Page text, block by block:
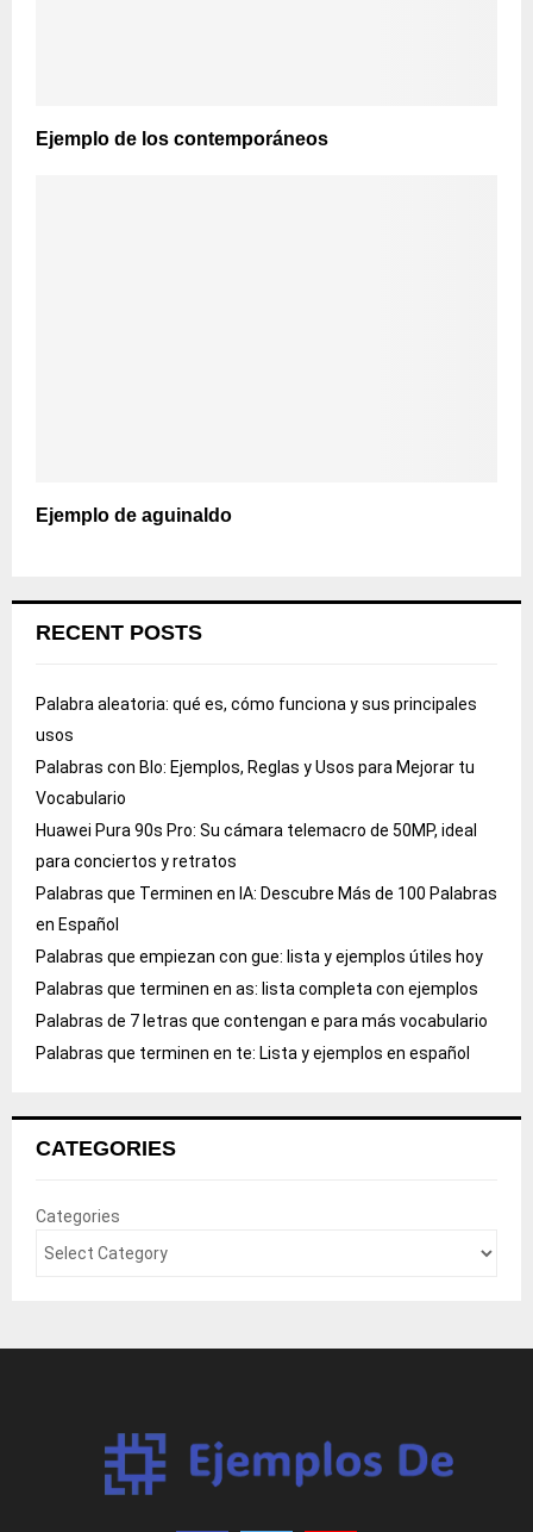
Ejemplo de los contemporáneos
Ejemplo de aguinaldo
RECENT POSTS
Palabra aleatoria: qué es, cómo funciona y sus principales
usos
Palabras con Blo: Ejemplos, Reglas y Usos para Mejorar tu
Vocabulario
Huawei Pura 90s Pro: Su cámara telemacro de 50MP, ideal
para conciertos y retratos
Palabras que Terminen en IA: Descubre Más de 100 Palabras
en Español
Palabras que empiezan con gue: lista y ejemplos útiles hoy
Palabras que terminen en as: lista completa con ejemplos
Palabras de 7 letras que contengan e para más vocabulario
Palabras que terminen en te: Lista y ejemplos en español
CATEGORIES
Categories